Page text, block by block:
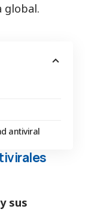
global.
antiviral
sus